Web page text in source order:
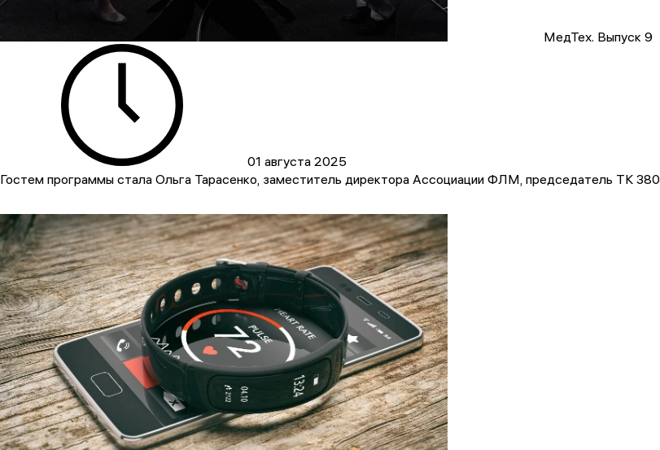
МедТех. Выпуск 9
01 августа 2025
Гостем программы стала Ольга Тарасенко, заместитель директора Ассоциации ФЛМ, председатель ТК 380